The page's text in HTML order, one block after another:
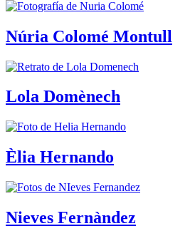
Núria Colomé Montull
Lola Domènech
Èlia Hernando
Nieves Fernàndez